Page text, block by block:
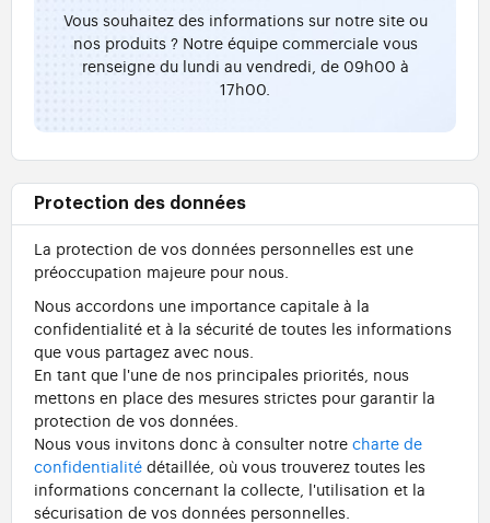
Vous souhaitez des informations sur notre site ou
nos produits ? Notre équipe commerciale vous
renseigne du lundi au vendredi, de 09h00 à
17h00.
Protection des données
La protection de vos données personnelles est une
préoccupation majeure pour nous.
Nous accordons une importance capitale à la
confidentialité et à la sécurité de toutes les informations
que vous partagez avec nous.
En tant que l'une de nos principales priorités, nous
mettons en place des mesures strictes pour garantir la
protection de vos données.
Nous vous invitons donc à consulter notre charte de
confidentialité détaillée, où vous trouverez toutes les
informations concernant la collecte, l'utilisation et la
sécurisation de vos données personnelles.